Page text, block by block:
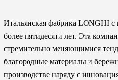
Итальянская фабрика LONGHI с
более пятидесяти лет. Эта
стремительно меняющимися
благородные материалы и
производстве наряду с